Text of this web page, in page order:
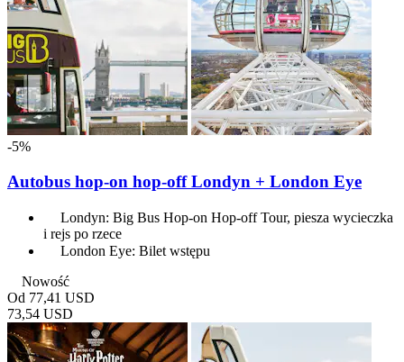
-5%
Autobus hop-on hop-off Londyn + London Eye
Londyn: Big Bus Hop-on Hop-off Tour, piesza wycieczka
i rejs po rzece
London Eye: Bilet wstępu
Nowość
Od 77,41 USD
73,54 USD